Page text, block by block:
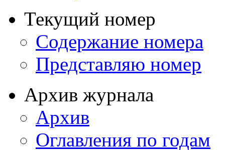
Текущий номер
Содержание номера
Представляю номер
Архив журнала
Архив
Оглавления по годам